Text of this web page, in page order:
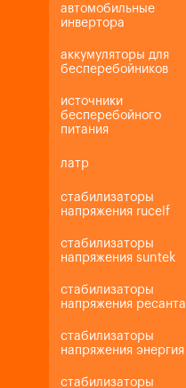
автомобильные
инвертора
аккумуляторы для
бесперебойников
источники
бесперебойного
питания
латр
стабилизаторы
напряжения rucelf
стабилизаторы
напряжения suntek
стабилизаторы
напряжения ресанта
стабилизаторы
напряжения энергия
стабилизаторы